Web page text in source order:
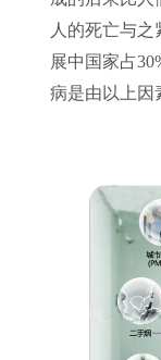
人的死亡与
展中国家占
病是由以上因